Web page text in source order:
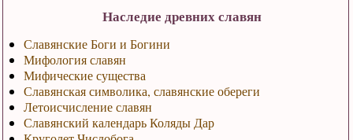
Наследие древних славян
Славянские Боги и Богини
Мифология славян
Мифические существа
Славянская символика, славянские обереги
Летоисчисление славян
Славянский календарь Коляды Дар